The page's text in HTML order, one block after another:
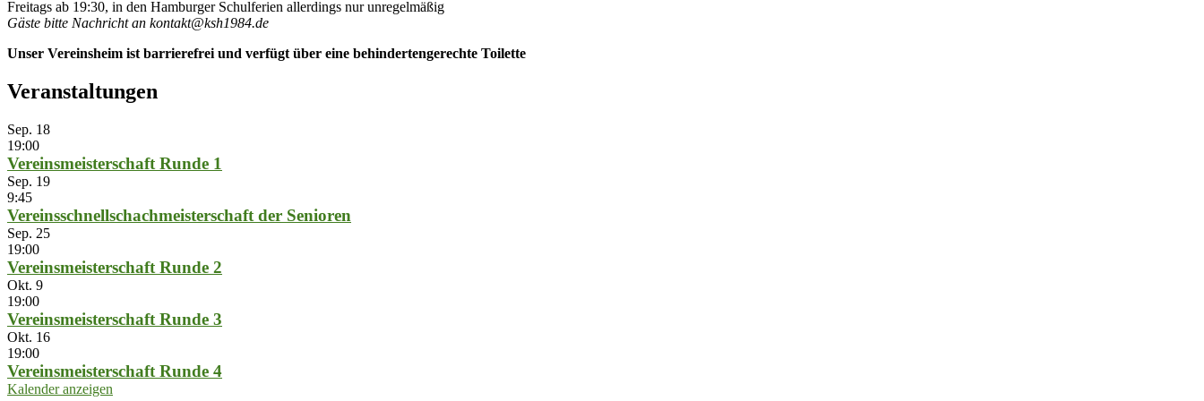
Freitags ab 19:30, in den Hamburger Schulferien allerdings nur unregelmäßig
Gäste bitte Nachricht an kontakt@ksh1984.de
Unser Vereinsheim ist barrierefrei und verfügt über eine behindertengerechte Toilette
Veranstaltungen
Sep. 18
19:00
Vereinsmeisterschaft Runde 1
Sep. 19
9:45
Vereinsschnellschachmeisterschaft der Senioren
Sep. 25
19:00
Vereinsmeisterschaft Runde 2
Okt. 9
19:00
Vereinsmeisterschaft Runde 3
Okt. 16
19:00
Vereinsmeisterschaft Runde 4
Kalender anzeigen